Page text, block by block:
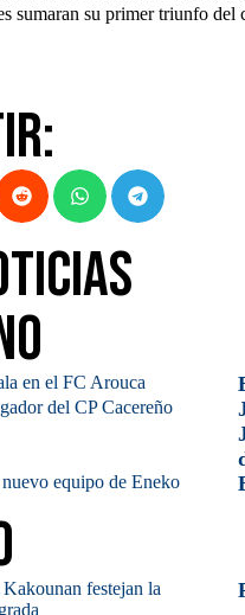
sumaran su primer triunfo del